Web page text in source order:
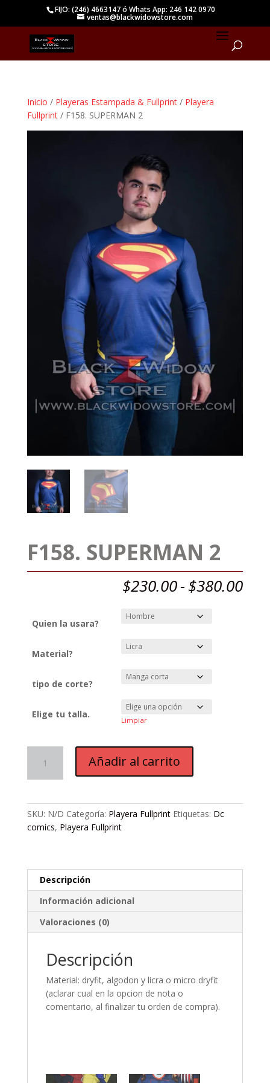
FIJO: (246) 4663147 ó Whats App: 246 142 0970
ventas@blackwidowstore.com
Inicio / Playeras Estampada & Fullprint/ Playera
Fullprint/ F158. SUPERMAN 2
F158. SUPERMAN 2
$230.00-$380.00
Quien la usara?
Material?
tipo de corte?
Elige tu talla.
Limpiar
SUPERMAN
2
Añadir al carrito
SKU: N/D Categoría: Playera Fullprint Etiquetas: Dc
comics, Playera Fullprint
Descripción
Información adicional
Valoraciones (0)
Descripción
Material: dryfit, algodon y licra o micro dryfit
(aclarar cual en la opcion de nota o
comentario, al finalizar tu orden de compra).